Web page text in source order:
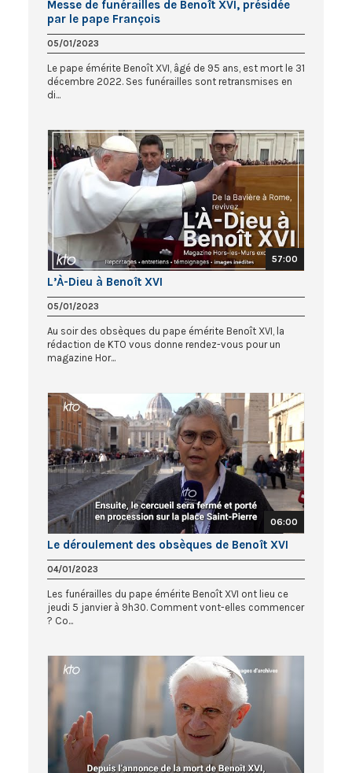
Messe de funérailles de Benoît XVI, présidée
par le pape François
05/01/2023
Le pape émérite Benoît XVI, âgé de 95 ans, est mort le 31
décembre 2022. Ses funérailles sont retransmises en
di...
57:00
L’À-Dieu à Benoît XVI
05/01/2023
Au soir des obsèques du pape émérite Benoît XVI, la
rédaction de KTO vous donne rendez-vous pour un
magazine Hor...
06:00
Le déroulement des obsèques de Benoît XVI
04/01/2023
Les funérailles du pape émérite Benoît XVI ont lieu ce
jeudi 5 janvier à 9h30. Comment vont-elles commencer
? Co...